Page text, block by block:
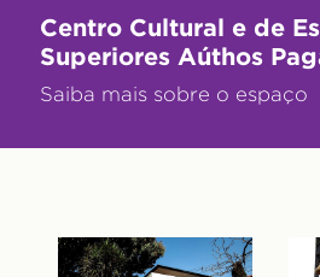
Centro Cultural e de
Superiores Aúthos
Saiba mais sobre o espaço